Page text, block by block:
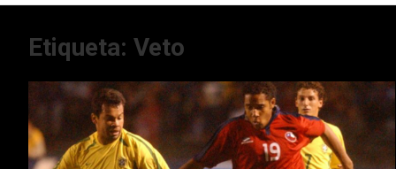
Etiqueta: Veto